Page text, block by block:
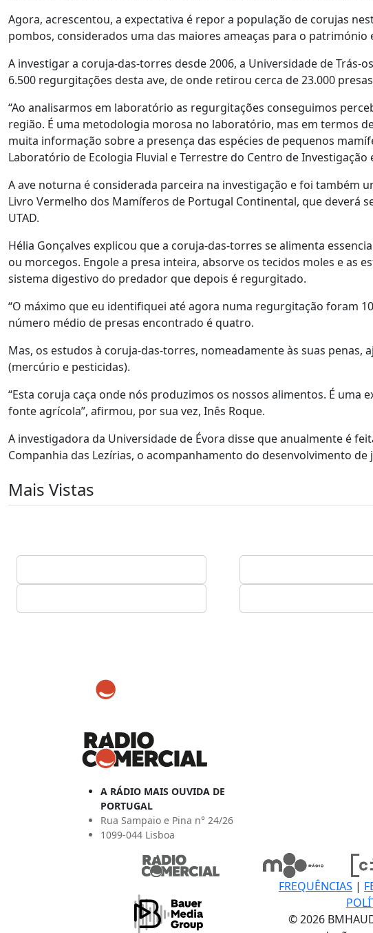
Agora, acrescentou, a expectativa é repor a população de corujas
pombos, considerados uma das maiores ameaças para o património
A investigar a coruja-das-torres desde 2006, a Universidade de Trás-
6.500 regurgitações desta ave, de onde retirou cerca de 23.000
“Ao analisarmos em laboratório as regurgitações conseguimos
região. É uma metodologia morosa no laboratório, mas em termos
muita informação sobre a presença das espécies de pequenos
Laboratório de Ecologia Fluvial e Terrestre do Centro de
A ave noturna é considerada parceira na investigação e foi também
Livro Vermelho dos Mamíferos de Portugal Continental, que deverá
UTAD.
Hélia Gonçalves explicou que a coruja-das-torres se alimenta
ou morcegos. Engole a presa inteira, absorve os tecidos moles e as
sistema digestivo do predador que depois é regurgitado.
“O máximo que eu identifiquei até agora numa regurgitação foram
número médio de presas encontrado é quatro.
Mas, os estudos à coruja-das-torres, nomeadamente às suas
(mercúrio e pesticidas).
“Esta coruja caça onde nós produzimos os nossos alimentos. É
fonte agrícola”, afirmou, por sua vez, Inês Roque.
A investigadora da Universidade de Évora disse que anualmente é
Companhia das Lezírias, o acompanhamento do desenvolvimento de
Mais Vistas
A RÁDIO MAIS OUVIDA DE
PORTUGAL
Rua Sampaio e Pina n° 24/26
1099-044 Lisboa
FREQUÊNCIAS |
© 2026